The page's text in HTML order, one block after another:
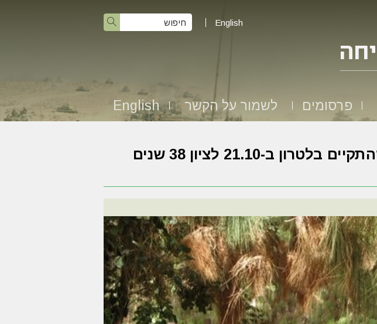
English
פרסומים לשמור על הקשר English
תמונות מהכנס החטיבתי שהתקיים בלטרון ב-21.10 לציון 38 שנים